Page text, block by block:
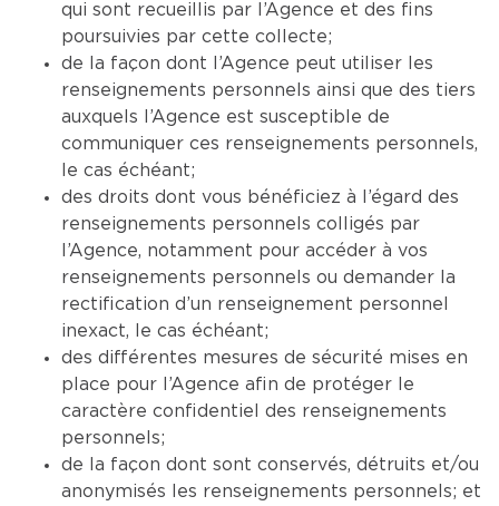
qui sont recueillis par l’Agence et des fins
poursuivies par cette collecte;
de la façon dont l’Agence peut utiliser les
renseignements personnels ainsi que des tiers
auxquels l’Agence est susceptible de
communiquer ces renseignements personnels,
le cas échéant;
des droits dont vous bénéficiez à l’égard des
renseignements personnels colligés par
l’Agence, notamment pour accéder à vos
renseignements personnels ou demander la
rectification d’un renseignement personnel
inexact, le cas échéant;
des différentes mesures de sécurité mises en
place pour l’Agence afin de protéger le
caractère confidentiel des renseignements
personnels;
de la façon dont sont conservés, détruits et/ou
anonymisés les renseignements personnels; et